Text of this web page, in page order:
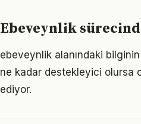
Ebeveynlik
ebeveynlik alanındaki
ne kadar destekleyici olursa
ediyor.